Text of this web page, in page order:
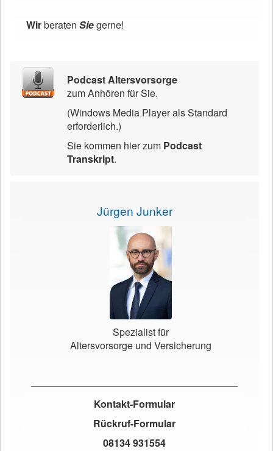
Wirberaten Siegerne!
Podcast Altersvorsorge
zum Anhören für Sie.
(Windows Media Player als Standard
erforderlich.)
Sie kommen hier zum Podcast
Transkript.
Jürgen Junker
Spezialist für
Altersvorsorge und Versicherung
Kontakt-Formular
Rückruf-Formular
08134 931554